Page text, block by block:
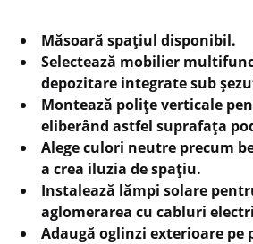
Măsoară spațiul disponibil.
Selectează mobilier
depozitare integrate sub
Montează polițe verticale
eliberând astfel suprafața
Alege culori neutre precum
a crea iluzia de spațiu.
Instalează lămpi solare
aglomerarea cu cabluri
Adaugă oglinzi exterioare pe